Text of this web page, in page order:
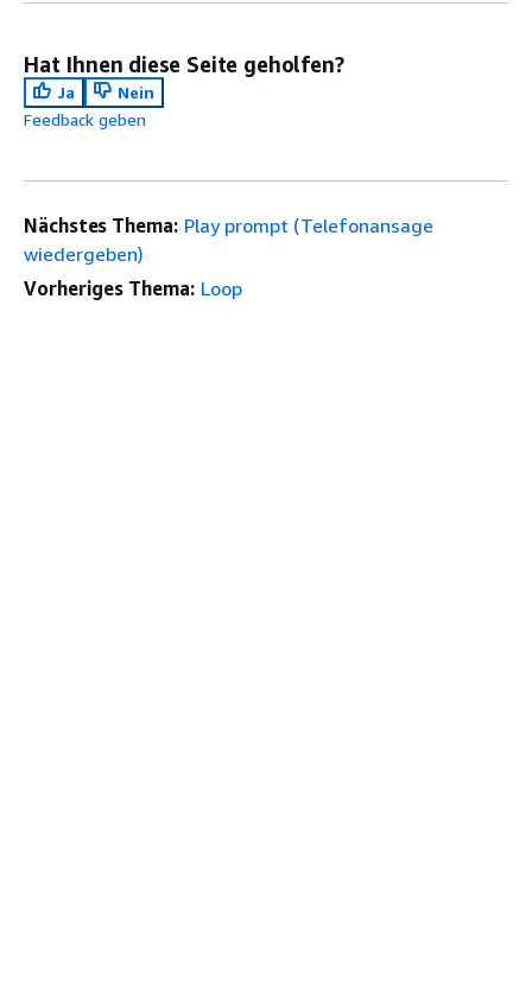
Hat Ihnen diese Seite geholfen?
Ja
Nein
Feedback geben
Nächstes Thema: Play prompt (Telefonansage
wiedergeben)
Vorheriges Thema: Loop